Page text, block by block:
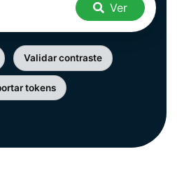
Ver
Validar contraste
tokens